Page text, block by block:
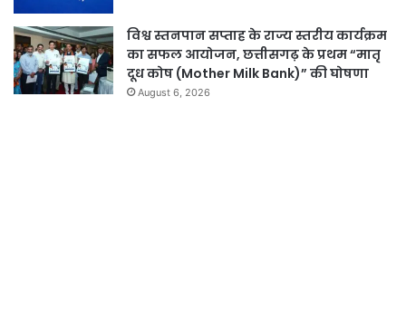
विश्व स्तनपान सप्ताह के राज्य स्तरीय कार्यक्रम
का सफल आयोजन, छत्तीसगढ़ के प्रथम “मातृ
दूध कोष (Mother Milk Bank)” की घोषणा
August 6, 2026